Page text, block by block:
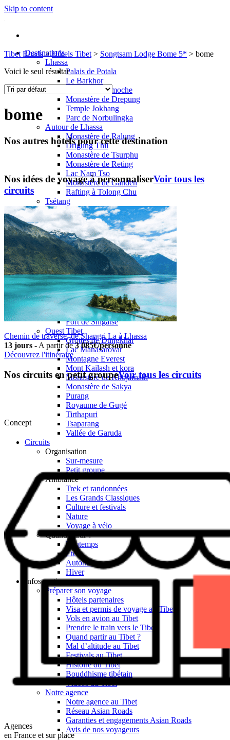
Skip to content
Destinations
Lhassa
Palais de Potala
Le Barkhor
Temple de Ramoche
Monastère de Drepung
Temple Jokhang
Parc de Norbulingka
Autour de Lhassa
Monastère de Ralung
Drigung Thil
Monastère de Tsurphu
Monastère de Reting
Lac Nam Tso
Monastère de Ganden
Rafting à Tolong Chu
Tsétang
Mindroling
Monastère de Samyé
Yumbulagang
Monastère de Traduk
Gyantsé
Pelkor Chode & Kumbum
Forteresse de Gyantsé
Lac Yamdrok Tso
Shigatsé
Tashilumpo
Monastère Narthang
Shalu
Fort de Shigatsé
Ouest Tibet
Grottes de Dungkhar
Lac Manasarovar
Montagne Everest
Mont Kailash et kora
Monastère de Khojarnath
Monastère de Sakya
Purang
Royaume de Gugé
Tirthapuri
Tsaparang
Vallée de Garuda
Circuits
Organisation
Sur-mesure
Petit groupe
Ambiance
Trek et randonnées
Les Grands Classiques
Culture et festivals
Nature
Voyage à vélo
Quand partir ?
Printemps
Eté
Automne
Hiver
Infos pratiques
Préparer son voyage
Hôtels partenaires
Visa et permis de voyage au Tibet
Vols en avion au Tibet
Prendre le train vers le Tibet
Quand partir au Tibet ?
Mal d’altitude au Tibet
Festivals au Tibet
Histoire du Tibet
Bouddhisme tibétain
Vidéos du Tibet
Notre agence
Notre agence au Tibet
Réseau Asian Roads
Garanties et engagements Asian Roads
Avis de nos voyageurs
Tibet Roads > Hôtels Tibet > Songtsam Lodge Bome 5* > bome
Voici le seul résultat
bome
Nos autres hôtels pour cette destination
Nos idées de voyage à personnaliserVoir tous les
circuits
Chemin de traverse, de Shangri La à Lhassa
13 jours - A partir de3 085€/personne
Découvrez l'itinéraire
Nos circuits en petit groupeVoir tous les circuits
Concept
Agences
en France et sur place